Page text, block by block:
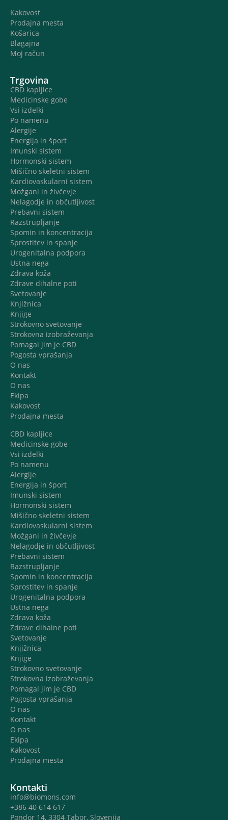
Kakovost
Prodajna mesta
Košarica
Blagajna
Moj račun
Trgovina
CBD kapljice
Medicinske gobe
Vsi izdelki
Po namenu
Alergije
Energija in šport
Imunski sistem
Hormonski sistem
Mišično skeletni sistem
Kardiovaskularni sistem
Možgani in živčevje
Nelagodje in občutljivost
Prebavni sistem
Razstrupljanje
Spomin in koncentracija
Sprostitev in spanje
Urogenitalna podpora
Ustna nega
Zdrava koža
Zdrave dihalne poti
Svetovanje
Knjižnica
Knjige
Strokovno svetovanje
Strokovna izobraževanja
Pomagal jim je CBD
Pogosta vprašanja
O nas
Kontakt
O nas
Ekipa
Kakovost
Prodajna mesta
CBD kapljice
Medicinske gobe
Vsi izdelki
Po namenu
Alergije
Energija in šport
Imunski sistem
Hormonski sistem
Mišično skeletni sistem
Kardiovaskularni sistem
Možgani in živčevje
Nelagodje in občutljivost
Prebavni sistem
Razstrupljanje
Spomin in koncentracija
Sprostitev in spanje
Urogenitalna podpora
Ustna nega
Zdrava koža
Zdrave dihalne poti
Svetovanje
Knjižnica
Knjige
Strokovno svetovanje
Strokovna izobraževanja
Pomagal jim je CBD
Pogosta vprašanja
O nas
Kontakt
O nas
Ekipa
Kakovost
Prodajna mesta
Kontakti
info@biomons.com
+386 40 614 617
Pondor 14, 3304 Tabor, Slovenija